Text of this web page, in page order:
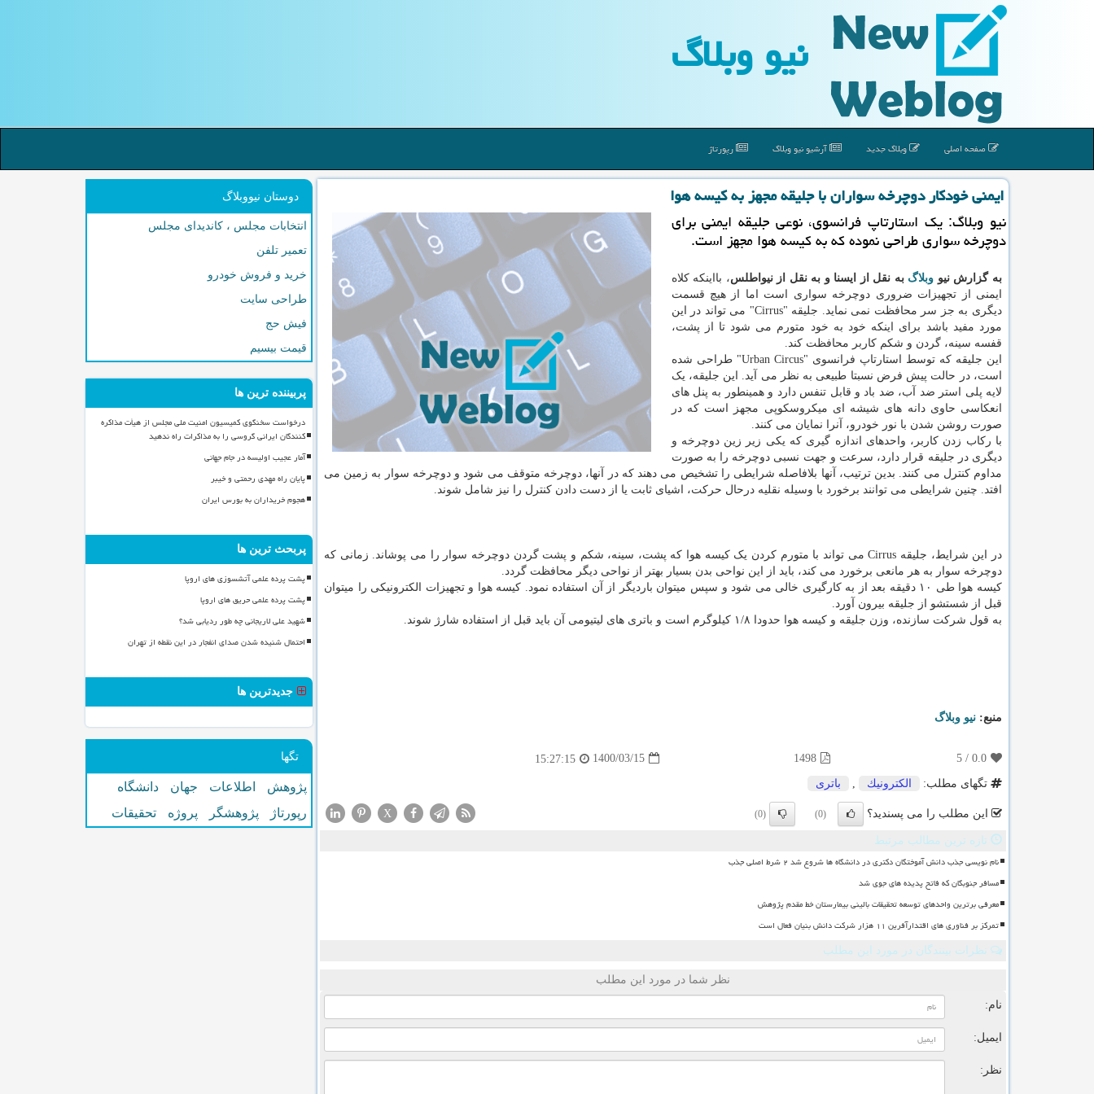
نیو وبلاگ
صفحه اصلی وبلاگ جدید آرشیو نیو وبلاگ رپورتاژ
ایمنی خودكار دوچرخه سواران با جلیقه مجهز به كیسه هوا
نیو وبلاگ: یک استارتاپ فرانسوی، نوعی جلیقه ایمنی برای
دوچرخه سواری طراحی نموده که به کیسه هوا مجهز است.
به گزارش نیو وبلاگ به نقل از ایسنا و به نقل از نیواطلس، بااینکه کلاه
ایمنی از تجهیزات ضروری دوچرخه سواری است اما از هیچ قسمت
دیگری به جز سر محافظت نمی نماید. جلیقه "Cirrus" می تواند در این
مورد مفید باشد برای اینکه خود به خود متورم می شود تا از پشت،
قفسه سینه، گردن و شکم کاربر محافظت کند.
این جلیقه که توسط استارتاپ فرانسوی "Urban Circus" طراحی شده
است، در حالت پیش فرض نسبتا طبیعی به نظر می آید. این جلیقه، یک
لایه پلی استر ضد آب، ضد باد و قابل تنفس دارد و همینطور به پنل های
انعکاسی حاوی دانه های شیشه ای میکروسکوپی مجهز است که در
صورت روشن شدن با نور خودرو، آنرا نمایان می کنند.
با رکاب زدن کاربر، واحدهای اندازه گیری که یکی زیر زین دوچرخه و
دیگری در جلیقه قرار دارد، سرعت و جهت نسبی دوچرخه را به صورت
مداوم کنترل می کنند. بدین ترتیب، آنها بلافاصله شرایطی را تشخیص می دهند که در آنها، دوچرخه متوقف می شود و دوچرخه سوار به زمین می
افتد. چنین شرایطی می توانند برخورد با وسیله نقلیه درحال حرکت، اشیای ثابت یا از دست دادن کنترل را نیز شامل شوند.
در این شرایط، جلیقه Cirrus می تواند با متورم کردن یک کیسه هوا که پشت، سینه، شکم و پشت گردن دوچرخه سوار را می پوشاند. زمانی که
دوچرخه سوار به هر مانعی برخورد می کند، باید از این نواحی بدن بسیار بهتر از نواحی دیگر محافظت گردد.
کیسه هوا طی ۱۰ دقیقه بعد از به کارگیری خالی می شود و سپس میتوان باردیگر از آن استفاده نمود. کیسه هوا و تجهیزات الکترونیکی را میتوان
قبل از شستشو از جلیقه بیرون آورد.
به قول شرکت سازنده، وزن جلیقه و کیسه هوا حدودا ۱/۸ کیلوگرم است و باتری های لیتیومی آن باید قبل از استفاده شارژ شوند.
منبع: نیو وبلاگ
0.0
/
5
1498
1400/03/15
15:27:15
تگهای مطلب:
الكترونیك باتری
این مطلب را می پسندید؟ (0)
(0)
X
تازه ترین مطالب مرتبط
نام نویسی جذب دانش آموختگان دکتری در دانشگاه ها شروع شد ۲ شرط اصلی جذب
مسافر جنوبگان که فاتح پدیده های جوی شد
معرفی برترین واحدهای توسعه تحقیقات بالینی بیمارستان خط مقدم پژوهش
تمرکز بر فناوری های اقتدارآفرین ۱۱ هزار شرکت دانش بنیان فعال است
نظرات بینندگان در مورد این مطلب
نظر شما در مورد این مطلب
نام:
ایمیل:
نظر:
دوستان نیووبلاگ
انتخابات مجلس ، کاندیدای مجلس
تعمیر تلفن
خرید و فروش خودرو
طراحی سایت
فیش حج
قیمت بیسیم
پربیننده ترین ها
درخواست سخنگوی کمیسیون امنیت ملی مجلس از هیأت مذاکره
کنندگان ایرانی گروسی را به مذاکرات راه ندهید
آمار عجیب اولیسه در جام جهانی
پایان راه مهدی رحمتی و خیبر
هجوم خریداران به بورس ایران
پربحث ترین ها
پشت پرده علمی آتشسوزی های اروپا
پشت پرده علمی حریق های اروپا
شهید علی لاریجانی چه طور ردیابی شد؟
احتمال شنیده شدن صدای انفجار در این نقطه از تهران
جدیدترین ها
تگها
پژوهش اطلاعات جهان
دانشگاه
رپورتاژ
پژوهشگر پروژه تحقیقات